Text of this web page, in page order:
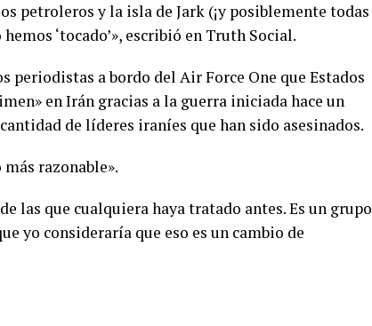
petroleros y la isla de Jark (¡y posiblemente todas
‘tocado’», escribió en Truth Social.
periodistas a bordo del Air Force One que Estados
en Irán gracias a la guerra iniciada hace un
de líderes iraníes que han sido asesinados.
razonable».
las que cualquiera haya tratado antes. Es un grupo
yo consideraría que eso es un cambio de